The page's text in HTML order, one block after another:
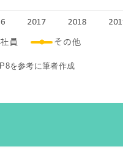
P8を参考に筆者作成